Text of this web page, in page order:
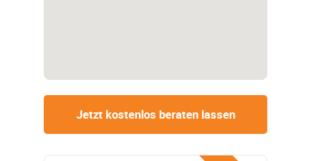
Jetzt kostenlos beraten lassen